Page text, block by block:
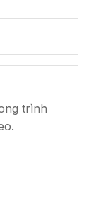
trình